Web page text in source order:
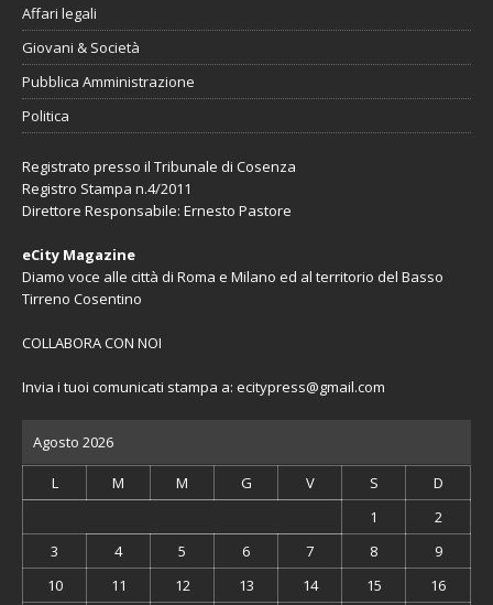
Affari legali
Giovani & Società
Pubblica Amministrazione
Politica
Registrato presso il Tribunale di Cosenza
Registro Stampa n.4/2011
Direttore Responsabile: Ernesto Pastore
eCity Magazine
Diamo voce alle città di Roma e Milano ed al territorio del Basso
Tirreno Cosentino
COLLABORA CON NOI
Invia i tuoi comunicati stampa a: ecitypress@gmail.com
Agosto 2026
L M M G V S
D
1
2
3
4 5 6 7 8
9
10
11 12 13 14 15 16